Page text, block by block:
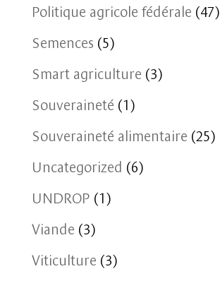
Politique agricole fédérale (47)
Semences (5)
Smart agriculture (3)
Souveraineté (1)
Souveraineté alimentaire (25)
Uncategorized (6)
UNDROP (1)
Viande (3)
Viticulture (3)